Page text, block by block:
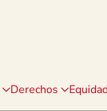
Derechos